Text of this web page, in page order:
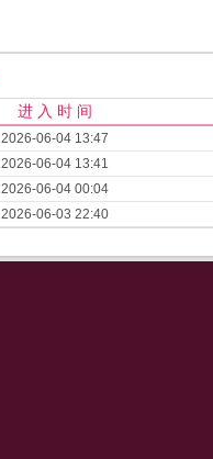
进 入 时 间
2026-06-04 13:47
2026-06-04 13:41
2026-06-04 00:04
2026-06-03 22:40